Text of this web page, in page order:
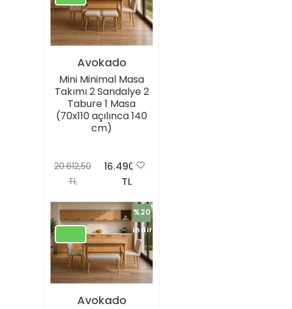
Avokado
Mini Minimal Masa
Takımı 2 Sandalye 2
Tabure 1 Masa
(70x110 açılınca 140
cm)
20.612,50
TL
16.490,00
TL
%20
indirimli
Avokado